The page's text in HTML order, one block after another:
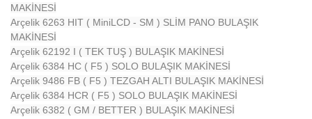
MAKİNESİ
Arçelik 6263 HIT ( MiniLCD - SM ) SLİM PANO BULAŞIK
MAKİNESİ
Arçelik 62192 I ( TEK TUŞ ) BULAŞIK MAKİNESİ
Arçelik 6384 HC ( F5 ) SOLO BULAŞIK MAKİNESİ
Arçelik 9486 FB ( F5 ) TEZGAH ALTI BULAŞIK MAKİNESİ
Arçelik 6384 HCR ( F5 ) SOLO BULAŞIK MAKİNESİ
Arçelik 6382 ( GM / BETTER ) BULAŞIK MAKİNESİ